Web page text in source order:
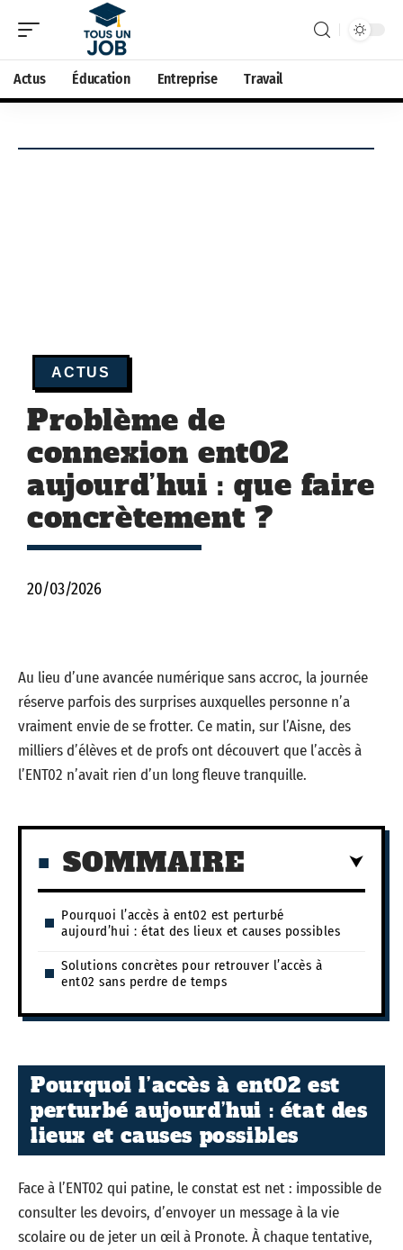
Actus Éducation Entreprise Travail
ACTUS
Problème de
connexion ent02
aujourd’hui : que faire
concrètement ?
20/03/2026
Au lieu d’une avancée numérique sans accroc, la journée
réserve parfois des surprises auxquelles personne n’a
vraiment envie de se frotter. Ce matin, sur l’Aisne, des
milliers d’élèves et de profs ont découvert que l’accès à
l’ENT02 n’avait rien d’un long fleuve tranquille.
SOMMAIRE
Pourquoi l’accès à ent02 est perturbé
aujourd’hui : état des lieux et causes possibles
Solutions concrètes pour retrouver l’accès à
ent02 sans perdre de temps
Pourquoi l’accès à ent02 est
perturbé aujourd’hui : état des
lieux et causes possibles
Face à l’ENT02 qui patine, le constat est net : impossible de
consulter les devoirs, d’envoyer un message à la vie
scolaire ou de jeter un œil à Pronote. À chaque tentative,